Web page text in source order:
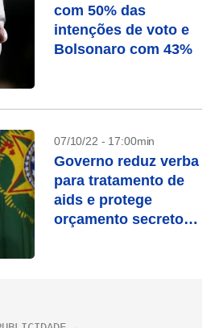
com 50% das
intenções de voto e
Bolsonaro com 43%
07/10/22 - 17:00min
Governo reduz verba
para tratamento de
aids e protege
orçamento secreto